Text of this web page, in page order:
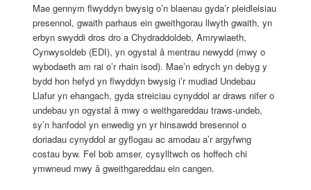
Mae gennym flwyddyn bwysig o’n blaenau gyda’r pleidleisiau
presennol, gwaith parhaus ein gweithgorau llwyth gwaith, yn
erbyn swyddi dros dro a Chydraddoldeb, Amrywiaeth,
Cynwysoldeb (EDI), yn ogystal â mentrau newydd (mwy o
wybodaeth am rai o’r rhain isod). Mae’n edrych yn debyg y
bydd hon hefyd yn flwyddyn bwysig i’r mudiad Undebau
Llafur yn ehangach, gyda streiciau cynyddol ar draws nifer o
undebau yn ogystal â mwy o weithgareddau traws-undeb,
sy’n hanfodol yn enwedig yn yr hinsawdd bresennol o
doriadau cynyddol ar gyflogau ac amodau a’r argyfwng
costau byw. Fel bob amser, cysylltwch os hoffech chi
ymwneud mwy â gweithgareddau ein cangen.